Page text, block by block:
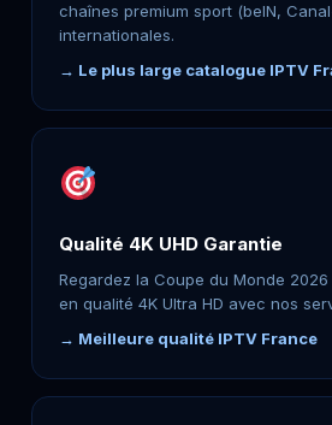
chaînes premium sport (beIN,
internationales.
→ Le plus large catalogue IPTV
Qualité 4K UHD Garantie
Regardez la Coupe du Monde
en qualité 4K Ultra HD avec nos
→ Meilleure qualité IPTV France